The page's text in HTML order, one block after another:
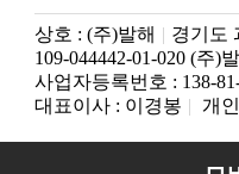
상호 : (주)발해 |
109-044442-01-020 (주)
사업자등록번호 : 138-
대표이사 : 이경봉 | 개